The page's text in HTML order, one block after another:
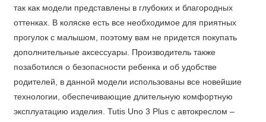
так как модели представлены в глубоких и благородных
оттенках. В коляске есть все необходимое для приятных
прогулок с малышом, поэтому вам не придется покупать
дополнительные аксессуары. Производитель также
позаботился о безопасности ребенка и об удобстве
родителей, в данной модели использованы все новейшие
технологии, обеспечивающие длительную комфортную
эксплуатацию изделия. Tutis Uno 3 Plus с автокреслом –